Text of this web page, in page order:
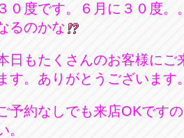
0568-25-
アップル
0566-43-
アップル
名古屋市中之郷八反
碧南店
南市立山町4-32-1
常滑店
３０度です。６月に３０度
るのかな
日もたくさんのお客様にご
す。ありがとうございます
予約なしでも来店OKです
。